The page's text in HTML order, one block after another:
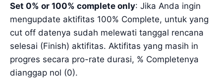
Set 0% or 100% complete only: Jika Anda ingin
mengupdate aktifitas 100% Complete, untuk yang
cut off datenya sudah melewati tanggal rencana
selesai (Finish) aktifitas. Aktifitas yang masih in
progres secara pro-rate durasi, % Completenya
dianggap nol (0).